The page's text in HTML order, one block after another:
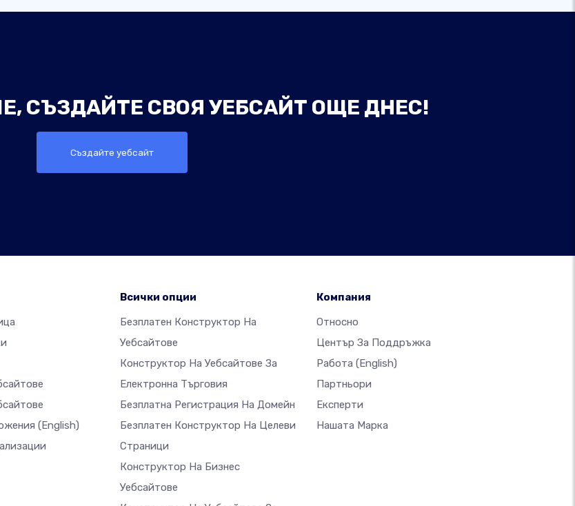
СЪЗДАЙТЕ СВОЯ УЕБСАЙТ ОЩЕ ДНЕС!
Създайте уебсайт
(English)
Всички опции
Безплатен Конструктор На
Уебсайтове
Конструктор На Уебсайтове За
Електронна Търговия
Безплатна Регистрация На Домейн
Безплатен Конструктор На Целеви
Страници
Конструктор На Бизнес
Уебсайтове
Компания
Относно
Център За Поддръжка
Работа (English)
Партньори
Експерти
Нашата Марка